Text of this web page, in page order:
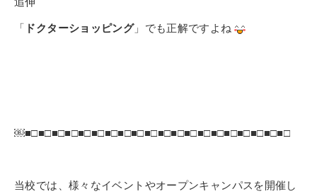
「 ドクターショッピング」でも正解ですよね
￼■□■□■□■□■□■□■□■□■□■□■□■□■□■□■□■□■□■□■□■□
当校では、様々なイベントやオープンキャンパスを開催し